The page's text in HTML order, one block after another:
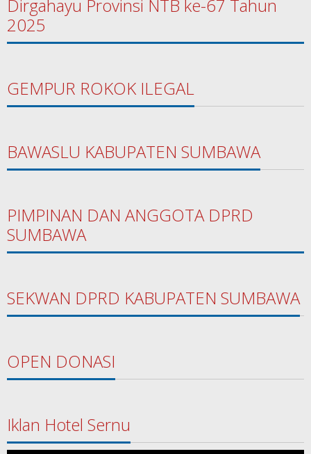
Dirgahayu Provinsi NTB ke-67 Tahun
2025
GEMPUR ROKOK ILEGAL
BAWASLU KABUPATEN SUMBAWA
PIMPINAN DAN ANGGOTA DPRD
SUMBAWA
SEKWAN DPRD KABUPATEN SUMBAWA
OPEN DONASI
Iklan Hotel Sernu